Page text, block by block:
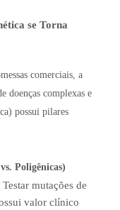
se Torna
comerciais, a
doenças complexas e
possui pilares
Poligênicas)
Testar mutações de
valor clínico